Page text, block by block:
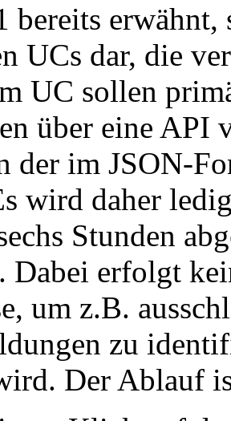
bereits
UCs dar, die
UC sollen
über eine API
der im JSON-
wird daher
Stunden
Dabei erfolgt
um z.B.
zu
Der Ablauf